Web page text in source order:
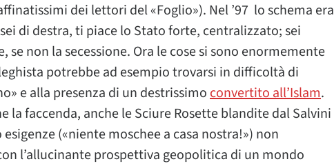
dei lettori del «Foglio»). Nel ’97 lo schema era
di destra, ti piace lo Stato forte, centralizzato; sei
se non la secessione. Ora le cose si sono enormemente
potrebbe ad esempio trovarsi in difficoltà di
e alla presenza di un destrissimoconvertito all’Islam.
la faccenda, anche le Sciure Rosette blandite dal Salvini
(«niente moschee a casa nostra!») non
l’allucinante prospettiva geopolitica di un mondo